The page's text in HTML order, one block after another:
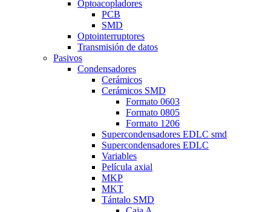
Optoacopladores
PCB
SMD
Optointerruptores
Transmisión de datos
Pasivos
Condensadores
Cerámicos
Cerámicos SMD
Formato 0603
Formato 0805
Formato 1206
Supercondensadores EDLC smd
Supercondensadores EDLC
Variables
Película axial
MKP
MKT
Tántalo SMD